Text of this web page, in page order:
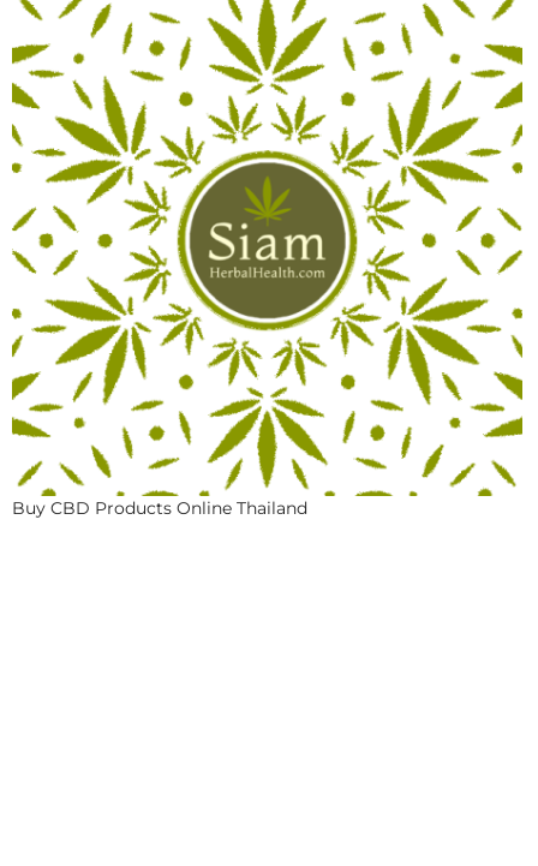
Buy CBD Products Online Thailand